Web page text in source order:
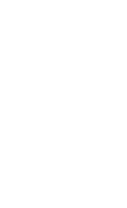
אחר ההזמנות
יותר